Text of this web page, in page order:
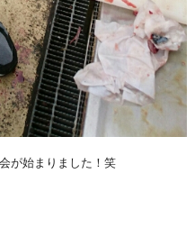
が始まりました！笑